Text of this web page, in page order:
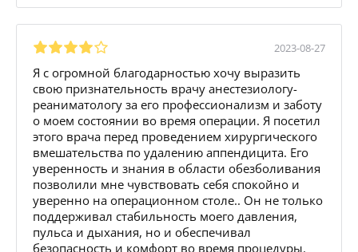
2023-08-27
Я с огромной благодарностью хочу выразить
свою признательность врачу анестезиологу-
реаниматологу за его профессионализм и заботу
о моем состоянии во время операции. Я посетил
этого врача перед проведением хирургического
вмешательства по удалению аппендицита. Его
уверенность и знания в области обезболивания
позволили мне чувствовать себя спокойно и
уверенно на операционном столе.. Он не только
поддерживал стабильность моего давления,
пульса и дыхания, но и обеспечивал
безопасность и комфорт во время процедуры.